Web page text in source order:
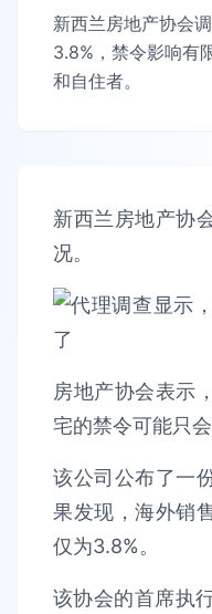
新西兰房地产协会
3.8%，禁令影响有
和自住者。
新西兰房地产协
况。
房地产协会表示
宅的禁令可能只
该公司公布了一
果发现，海外销
仅为3.8%。
该协会的首席执